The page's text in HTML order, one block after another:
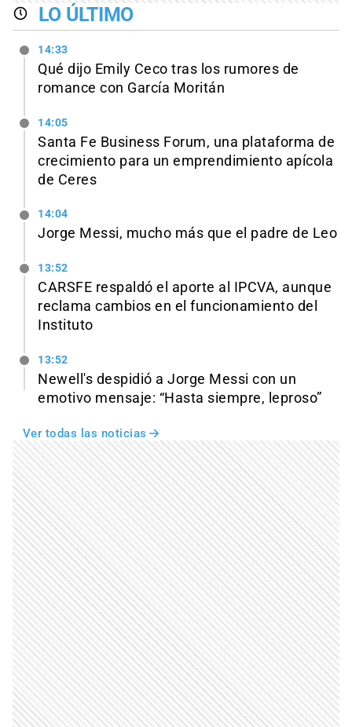
LO ÚLTIMO
14:33
Qué dijo Emily Ceco tras los rumores de
romance con García Moritán
14:05
Santa Fe Business Forum, una plataforma de
crecimiento para un emprendimiento apícola
de Ceres
14:04
Jorge Messi, mucho más que el padre de Leo
13:52
CARSFE respaldó el aporte al IPCVA, aunque
reclama cambios en el funcionamiento del
Instituto
13:52
Newell's despidió a Jorge Messi con un
emotivo mensaje: “Hasta siempre, leproso”
Ver todas las noticias